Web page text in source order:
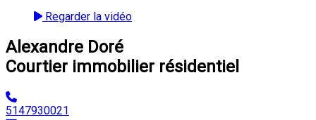
Regarder la vidéo
Alexandre Doré
Courtier immobilier résidentiel
5147930021